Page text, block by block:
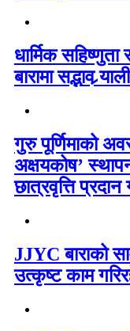
धार्मिक
बारामा सद्भाव र्‍याली
गुरु पूर्णिमाको
अक्षयकोष’
छात्रवृत्ति प्रदान
JJYC बाराको
उत्कृष्ट काम